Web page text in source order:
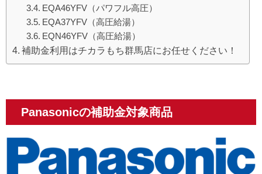
EQA46YFV（パワフル高圧）
EQA37YFV（高圧給湯）
EQN46YFV（高圧給湯）
補助金利用はチカラもち群馬店にお任せください！
Panasonicの補助金対象商品